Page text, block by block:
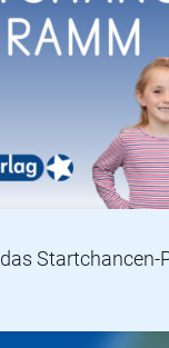
Startchancen-